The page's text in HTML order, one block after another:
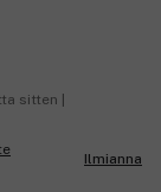
sitten |
Ilmianna